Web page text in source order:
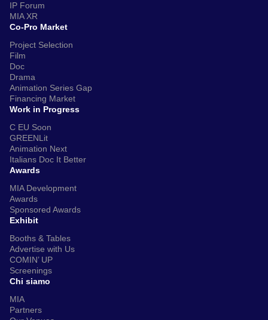
IP Forum
MIA XR
Co-Pro Market
Project Selection
Film
Doc
Drama
Animation Series Gap
Financing Market
Work in Progress
C EU Soon
GREENLit
Animation Next
Italians Doc It Better
Awards
MIA Development
Awards
Sponsored Awards
Exhibit
Booths & Tables
Advertise with Us
COMIN’ UP
Screenings
Chi siamo
MIA
Partners